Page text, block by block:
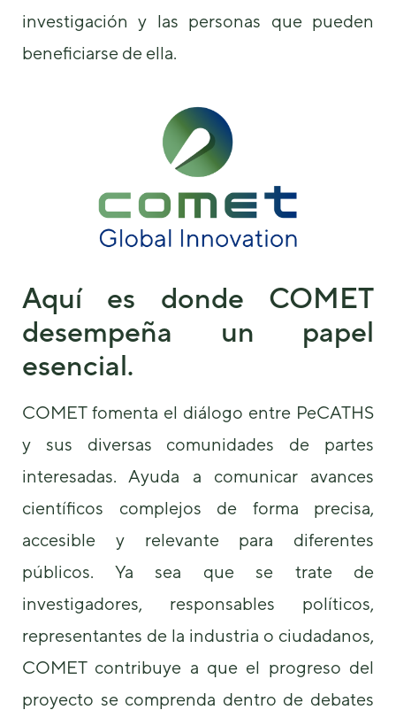
investigación y las personas que pueden
beneficiarse de ella.
Aquí es donde COMET
desempeña un papel
esencial.
COMET fomenta el diálogo entre PeCATHS
y sus diversas comunidades de partes
interesadas. Ayuda a comunicar avances
científicos complejos de forma precisa,
accesible y relevante para diferentes
públicos. Ya sea que se trate de
investigadores, responsables políticos,
representantes de la industria o ciudadanos,
COMET contribuye a que el progreso del
proyecto se comprenda dentro de debates
durante tu
desaparecerán
de la web.
Marketing
Al compartir tus
intereses y
nuestro sitio,
posibilidad de
ver contenido y